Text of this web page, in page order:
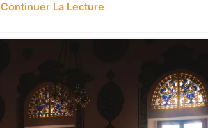
Continuer La Lecture